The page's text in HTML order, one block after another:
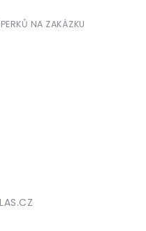
NA ZAKÁZKU